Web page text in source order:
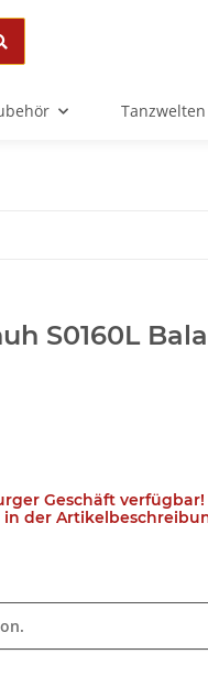
Tanzwelten
S0160L
Geschäft verfügbar!
der